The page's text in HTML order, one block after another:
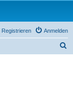
Anmelden
Registrieren